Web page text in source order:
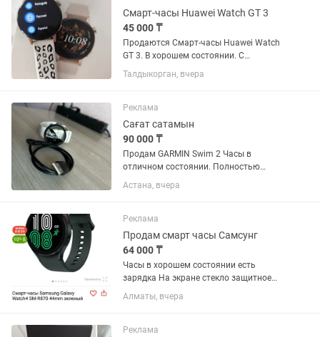
Смарт-часы Huawei Watch GT 3
45 000 ₸
Продаются Смарт-часы Huawei Watch
GT 3. В хорошем состоянии. С
коробкой, зарядкой, ремешком.
Отлично работают, батарею держит 6-
Талдыкорган, вчера
Реклама
Сағат сатамын
90 000 ₸
Продам GARMIN Swim 2 Часы в
отличном состоянии. Полностью
исправны, работают без каких-либо
проблем. ✅ Без царапин ✅ В ремонте
отлично ✅ Аккумулятор держит
заряд...
Астана, вчера
Реклама
Продам смарт часы Самсунг
64 000 ₸
Часы в хорошем состоянии есть
зарядка На экране стекло защитное
Работают отлично все функции есть
сообщение Календарь пульс покупали
Лежат без дело
Алматы, вчера
Реклама